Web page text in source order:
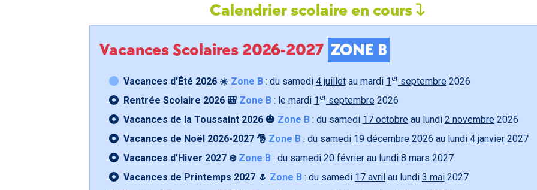
Calendrier scolaire en cours
Vacances Scolaires 2026-2027 ZONE B
Vacances d’Été 2026 ☀️ Zone B: du samedi 4 juilletau mardi 1 erseptembre 2026
Rentrée Scolaire 2026 🎒 Zone B: le mardi 1erseptembre 2026
Vacances de la Toussaint 2026 🎃 Zone B: du samedi 17 octobre au lundi 2 novembre 2026
Vacances de Noël 2026-2027 🎅 Zone B: du samedi 19 décembre 2026 au lundi 4 janvier2027
Vacances d’Hiver 2027 ❄️ Zone B: du samedi 20 févrierau lundi 8 mars 2027
Vacances de Printemps 2027 🌷 Zone B: du samedi 17 avril au lundi 3 mai2027